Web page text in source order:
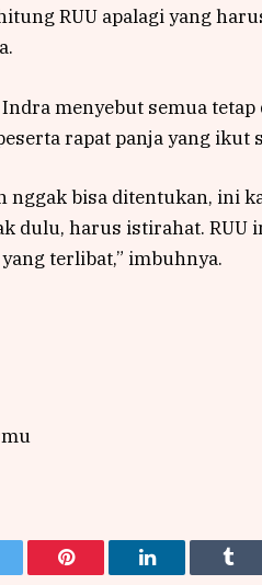
RUU apalagi yang
menyebut semua
rapat panja yang ikut
nggak bisa ditentukan, ini
dulu, harus istirahat. RUU
terlibat,” imbuhnya.
Pinterest LinkedIn